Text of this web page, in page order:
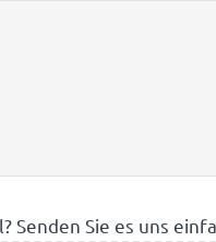
Senden Sie es uns